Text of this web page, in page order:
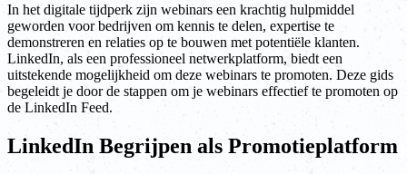
In het digitale tijdperk zijn webinars een krachtig hulpmiddel
geworden voor bedrijven om kennis te delen, expertise te
demonstreren en relaties op te bouwen met potentiële klanten.
LinkedIn, als een professioneel netwerkplatform, biedt een
uitstekende mogelijkheid om deze webinars te promoten. Deze gids
begeleidt je door de stappen om je webinars effectief te promoten op
de LinkedIn Feed.
LinkedIn Begrijpen als Promotieplatform